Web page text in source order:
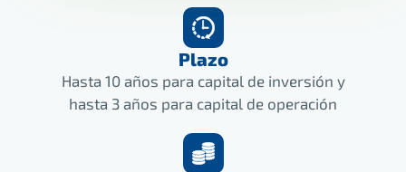
Plazo
Hasta 10 años para capital de inversión y
hasta 3 años para capital de operación